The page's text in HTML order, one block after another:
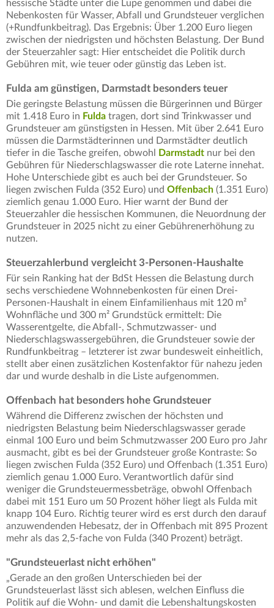
hessische Städte unter die Lupe genommen und dabei die
Nebenkosten für Wasser, Abfall und Grundsteuer verglichen
(+Rundfunkbeitrag). Das Ergebnis: Über 1.200 Euro liegen
zwischen der niedrigsten und höchsten Belastung. Der Bund
der Steuerzahler sagt: Hier entscheidet die Politik durch
Gebühren mit, wie teuer oder günstig das Leben ist.
Fulda am günstigen, Darmstadt besonders teuer
Die geringste Belastung müssen die Bürgerinnen und Bürger
mit 1.418 Euro in Fulda tragen, dort sind Trinkwasser und
Grundsteuer am günstigsten in Hessen. Mit über 2.641 Euro
müssen die Darmstädterinnen und Darmstädter deutlich
tiefer in die Tasche greifen, obwohl
Darmstadt nur bei den
Gebühren für Niederschlagswasser die rote Laterne innehat.
Hohe Unterschiede gibt es auch bei der Grundsteuer. So
liegen zwischen Fulda (352 Euro) und Offenbach (1.351 Euro)
ziemlich genau 1.000 Euro. Hier warnt der Bund der
Steuerzahler die hessischen Kommunen, die Neuordnung der
Grundsteuer in 2025 nicht zu einer Gebührenerhöhung zu
nutzen.
Steuerzahlerbund vergleicht 3-Personen-Haushalte
Für sein Ranking hat der BdSt Hessen die Belastung durch
sechs verschiedene Wohnnebenkosten für einen Drei-
Personen-Haushalt in einem Einfamilienhaus mit 120 m²
Wohnfläche und 300 m² Grundstück ermittelt: Die
Wasserentgelte, die Abfall-, Schmutzwasser- und
Niederschlagswassergebühren, die Grundsteuer sowie der
Rundfunkbeitrag – letzterer ist zwar bundesweit einheitlich,
stellt aber einen zusätzlichen Kostenfaktor für nahezu jeden
dar und wurde deshalb in die Liste aufgenommen.
Offenbach hat besonders hohe Grundsteuer
Während die Differenz zwischen der höchsten und
niedrigsten Belastung beim Niederschlagswasser gerade
einmal 100 Euro und beim Schmutzwasser 200 Euro pro Jahr
ausmacht, gibt es bei der Grundsteuer große Kontraste: So
liegen zwischen Fulda (352 Euro) und Offenbach (1.351 Euro)
ziemlich genau 1.000 Euro. Verantwortlich dafür sind
weniger die Grundsteuermessbeträge, obwohl Offenbach
dabei mit 151 Euro um 50 Prozent höher liegt als Fulda mit
knapp 104 Euro. Richtig teurer wird es erst durch den darauf
anzuwendenden Hebesatz, der in Offenbach mit 895 Prozent
mehr als das 2,5-fache von Fulda (340 Prozent) beträgt.
"Grundsteuerlast nicht erhöhen"
„Gerade an den großen Unterschieden bei der
Grundsteuerlast lässt sich ablesen, welchen Einfluss die
Politik auf die Wohn- und damit die Lebenshaltungskosten